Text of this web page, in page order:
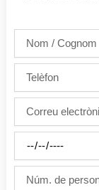
Cognom
electrònic
la
festa